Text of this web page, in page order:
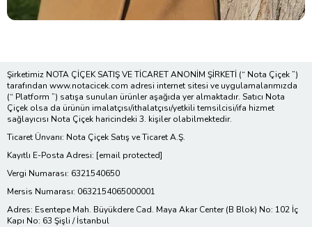
Şirketimiz NOTA ÇİÇEK SATIŞ VE TİCARET ANONİM ŞİRKETİ (“ Nota Çiçek ”)
tarafından www.notacicek.com adresi internet sitesi ve uygulamalarımızda
(“ Platform ”) satışa sunulan ürünler aşağıda yer almaktadır. Satıcı Nota
Çiçek olsa da ürünün imalatçısı/ithalatçısı/yetkili temsilcisi/ifa hizmet
sağlayıcısı Nota Çiçek haricindeki 3. kişiler olabilmektedir.
Ticaret Ünvanı: Nota Çiçek Satış ve Ticaret A.Ş.
Kayıtlı E-Posta Adresi: [email protected]
Vergi Numarası: 6321540650
Mersis Numarası: 0632154065000001
Adres: Esentepe Mah. Büyükdere Cad. Maya Akar Center (B Blok) No: 102 İç
Kapı No: 63 Şişli / İstanbul